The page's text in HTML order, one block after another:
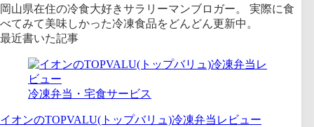
岡山県在住の冷食大好きサラリーマンブロガー。 実際に食
べてみて美味しかった冷凍食品をどんどん更新中。
最近書いた記事
冷凍弁当・宅食サービス
イオンのTOPVALU(トップバリュ)冷凍弁当レビュー